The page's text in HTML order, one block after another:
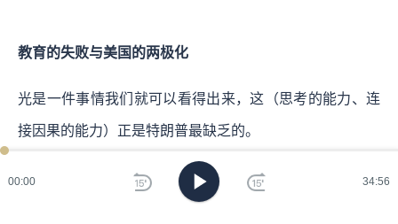
00:00 34:56
教育的失败与美国的两极化
光是一件事情我们就可以看得出来，这（思考的能力、连
接因果的能力）正是特朗普最缺乏的。
比如说在4月2号，特朗普本来说他要宣布的是关税政策，